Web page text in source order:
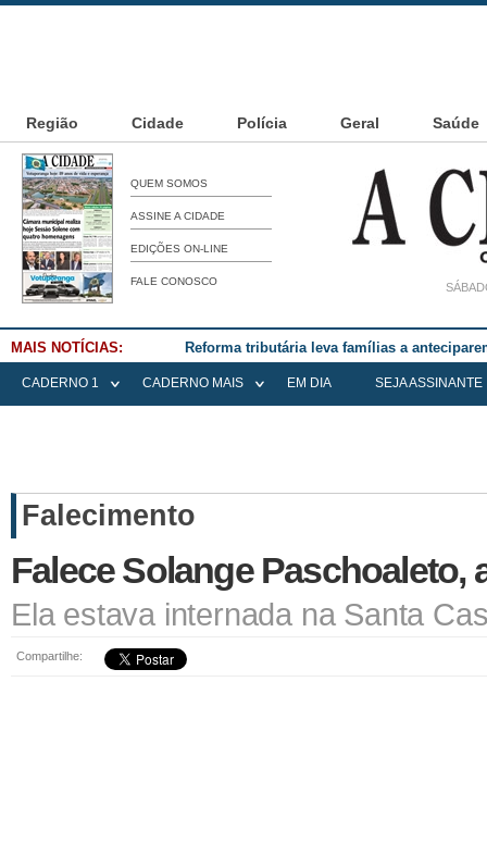
Região Cidade Polícia Geral Saúde
QUEM SOMOS
ASSINE A CIDADE
EDIÇÕES ON-LINE
FALE CONOSCO
MAIS NOTÍCIAS: Reforma tributária leva famílias a
CADERNO 1 CADERNO MAIS EM DIA SEJA ASSINANTE
Falecimento
Falece Solange Paschoaleto,
Ela estava internada na Santa
Compartilhe: